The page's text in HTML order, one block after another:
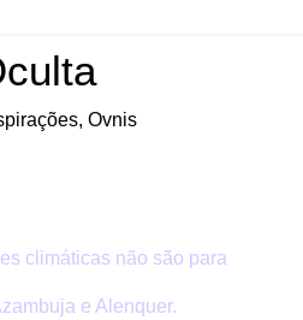
Ovnis
climáticas não são para
e Alenquer.